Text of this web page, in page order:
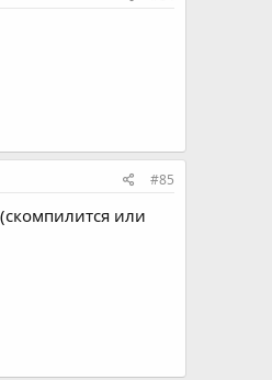
#85
или